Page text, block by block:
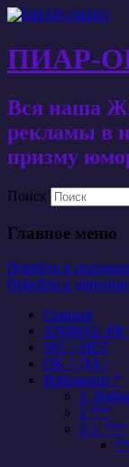
ПИАР-
Вся наша
рекламы в
призму
Поиск
Главное меню
Перейти к
Перейти к
Главная
ANIMAL-PR
NO = НЕТ
OK = ДА /
Избранное *
1.
2 ***
2.1. ***